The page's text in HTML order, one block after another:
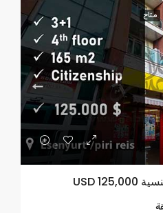
متاح